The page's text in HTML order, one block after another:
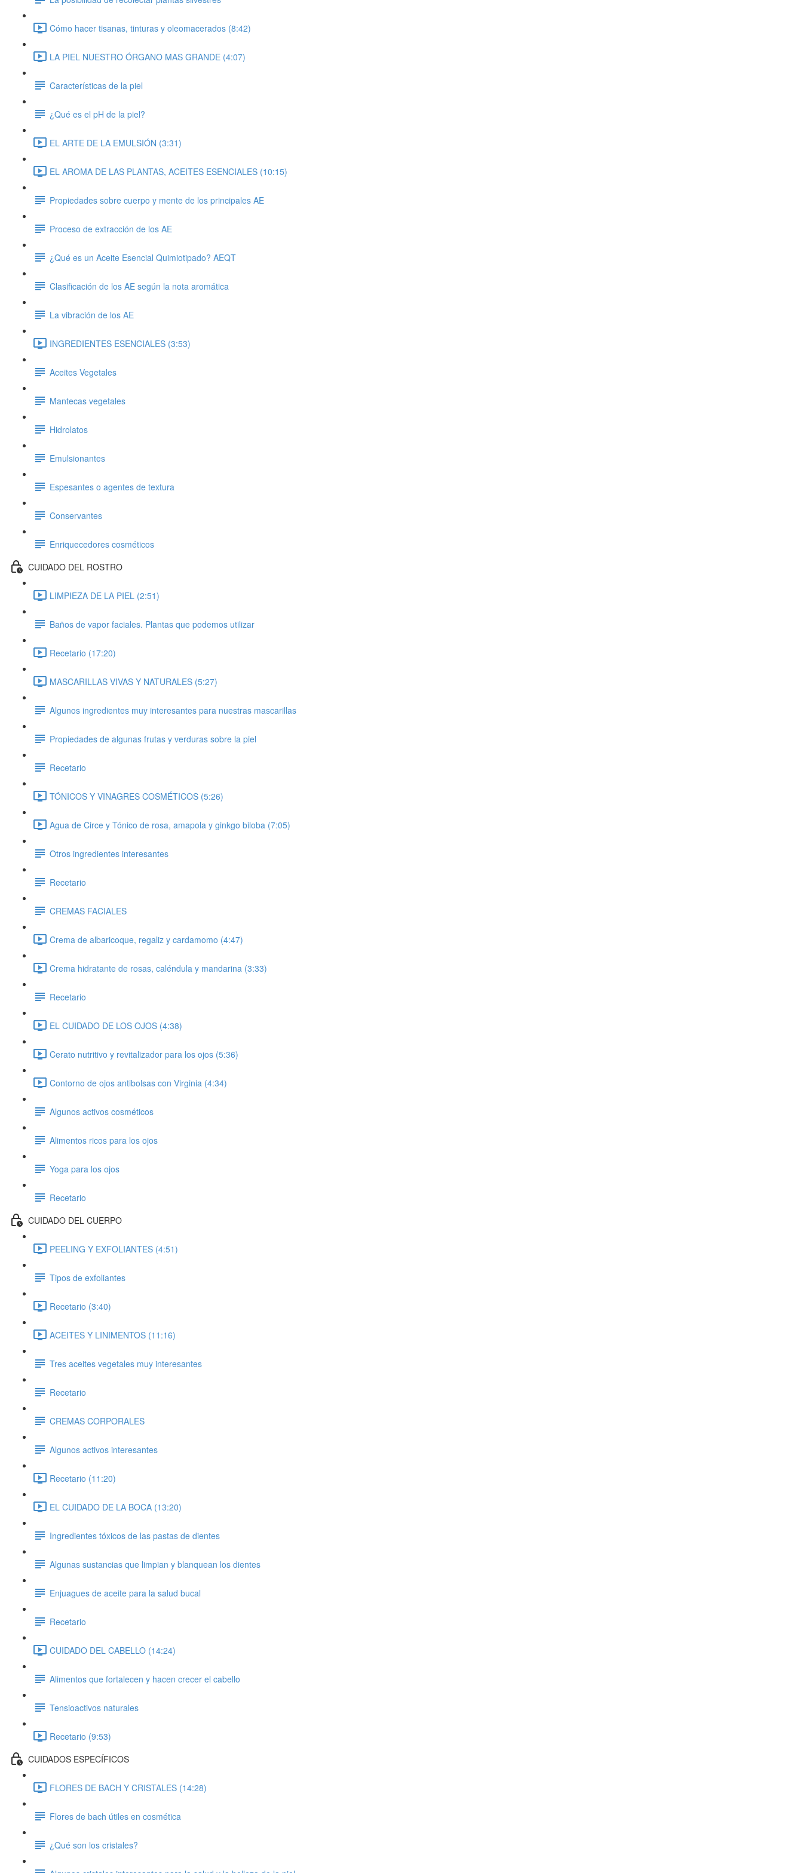
Cómo hacer tisanas, tinturas y oleomacerados (8:42)
LA PIEL NUESTRO ÓRGANO MAS GRANDE (4:07)
Características de la piel
¿Qué es el pH de la piel?
EL ARTE DE LA EMULSIÓN (3:31)
EL AROMA DE LAS PLANTAS, ACEITES ESENCIALES (10:15)
Propiedades sobre cuerpo y mente de los principales AE
Proceso de extracción de los AE
¿Qué es un Aceite Esencial Quimiotipado? AEQT
Clasificación de los AE según la nota aromática
La vibración de los AE
INGREDIENTES ESENCIALES (3:53)
Aceites Vegetales
Mantecas vegetales
Hidrolatos
Emulsionantes
Espesantes o agentes de textura
Conservantes
Enriquecedores cosméticos
CUIDADO DEL ROSTRO
LIMPIEZA DE LA PIEL (2:51)
Baños de vapor faciales. Plantas que podemos utilizar
Recetario (17:20)
MASCARILLAS VIVAS Y NATURALES (5:27)
Algunos ingredientes muy interesantes para nuestras mascarillas
Propiedades de algunas frutas y verduras sobre la piel
Recetario
TÓNICOS Y VINAGRES COSMÉTICOS (5:26)
Agua de Circe y Tónico de rosa, amapola y ginkgo biloba (7:05)
Otros ingredientes interesantes
Recetario
CREMAS FACIALES
Crema de albaricoque, regaliz y cardamomo (4:47)
Crema hidratante de rosas, caléndula y mandarina (3:33)
Recetario
EL CUIDADO DE LOS OJOS (4:38)
Cerato nutritivo y revitalizador para los ojos (5:36)
Contorno de ojos antibolsas con Virginia (4:34)
Algunos activos cosméticos
Alimentos ricos para los ojos
Yoga para los ojos
Recetario
CUIDADO DEL CUERPO
PEELING Y EXFOLIANTES (4:51)
Tipos de exfoliantes
Recetario (3:40)
ACEITES Y LINIMENTOS (11:16)
Tres aceites vegetales muy interesantes
Recetario
CREMAS CORPORALES
Algunos activos interesantes
Recetario (11:20)
EL CUIDADO DE LA BOCA (13:20)
Ingredientes tóxicos de las pastas de dientes
Algunas sustancias que limpian y blanquean los dientes
Enjuagues de aceite para la salud bucal
Recetario
CUIDADO DEL CABELLO (14:24)
Alimentos que fortalecen y hacen crecer el cabello
Tensioactivos naturales
Recetario (9:53)
CUIDADOS ESPECÍFICOS
FLORES DE BACH Y CRISTALES (14:28)
Flores de bach útiles en cosmética
¿Qué son los cristales?